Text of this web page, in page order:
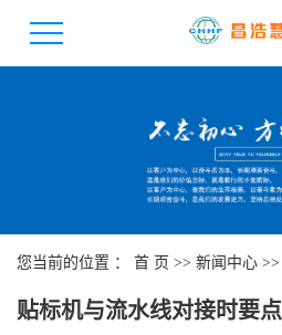
您当前的位置 ： 首 页 >> 新闻中心 >>
贴标机与流水线对接时要点